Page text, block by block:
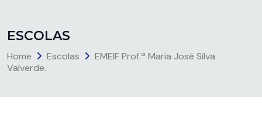
ESCOLAS
Home Escolas
EMEIF Prof.ª Maria José Silva
Valverde.